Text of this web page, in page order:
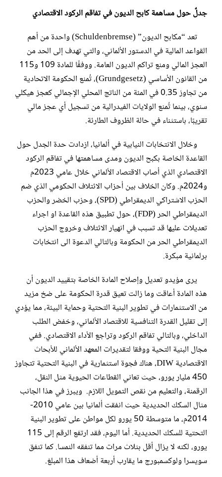
جدلٌ حول مساهمة كابح الديون في تفاقم الركود الاقتصادي
تعد “مكابح الديون” (Schuldenbremse) واحدة من أهم
القواعد المالية في الدستور الألماني، والتي تهدف إلى الحد من
العجز المالي ومنع تراكم الديون العامة. ووفقًا للمادة 109 و115
من القانون الأساسي (Grundgesetz)، تُمنع الحكومة الاتحادية
من تجاوز 0.35 في المئة من الناتج المحلي الإجمالي كعجز هيكلي
سنوي، بينما تُمنع الولايات الفيدرالية من تسجيل أي عجز مالي
تقريبًا، باستثناء في حالة الظروف الطارئة.
وخلال الانتخابات النيابية في ألمانيا، ازدادت حدة الجدل حول
القاعدة الخاصة بكبح الديون ومدى مساهمتها في تفاقم الركود
الاقتصادي الذي أصاب الاقتصاد الألماني خلال عامي 2023م
و2024م. وكان الخلاف بين أحزاب الائتلاف الحكومي الذي ضم
الحزب الاشتراكي الديمقراطي (SPD)، وحزب الخضر والحزب
الديمقراطي الحر (FDP)، حول تطبيق هذه القاعدة او اجراء
تعديلات عليها قد تسبب في انهيار الائتلاف وخروج الحزب
الديمقراطي الحر من الحكومة وبالتالي الدعوة الى انتخابات
برلمانية مبكرة.
يرى مؤيدو تعديل وإصلاح المادة الخاصة بتقييد الديون أن
هذه المادة أعاقت وما زالت تعيق قدرة الحكومة على ضخ مزيد
من الاستثمارات في تطوير البنية التحتية وحماية البيئة، مما يؤدي
إلى تقليل القدرة التنافسية للاقتصاد الألماني، وخفض الطلب
الداخلي، وبالتالي تفاقم الركود وتراجع الأداء الاقتصادي. ففي
مجال البنية التحية ووفقا لتقديرات المعهد الألماني للأبحاث
الاقتصادية DIW، هناك فجوة استثمارية في البنية التحتية تتجاوز
450 مليار يورو، حيث تعاني القطاعات الحيوية مثل النقل،
الرقمنة، والتعليم من نقص التمويل اللازم. ويبرز في هذا الجانب
مثال السكك الحديدية حيث انفقت ألمانيا بين عامي 2010-
2014م، ما متوسطة 50 يورو لكل مواطن على تطوير البنية
التحتية للسكك الحديدية. أما اليوم، فقد ارتفع الرقم إلى 115
يورو، لكنه لا يزال أقل بثلاث مرات مما تنفقه النمسا. كما تنفق
سويسرا ولوكسمبورج ما يقارب أربعة أضعاف هذا المبلغ.